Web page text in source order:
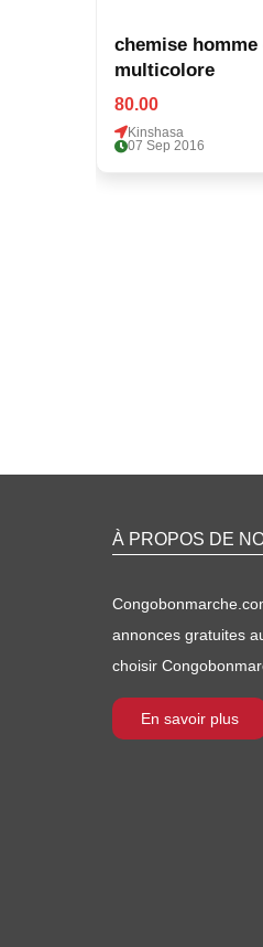
chemise
multicolore
80.00
Kinshasa
07 Sep 2016
À PROPOS DE
annonces gratuites
choisir
En savoir plus